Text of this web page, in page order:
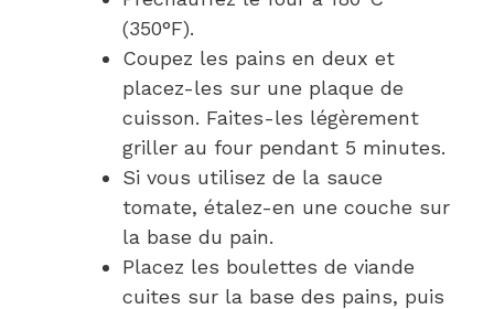
(350°F).
Coupez les pains en deux et
placez-les sur une plaque de
cuisson. Faites-les légèrement
griller au four pendant 5 minutes.
Si vous utilisez de la sauce
tomate, étalez-en une couche sur
la base du pain.
Placez les boulettes de viande
cuites sur la base des pains, puis